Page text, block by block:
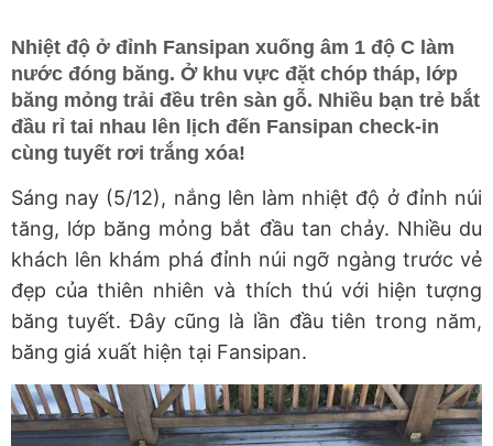
Nhiệt độ ở đỉnh Fansipan xuống âm 1 độ C làm
nước đóng băng. Ở khu vực đặt chóp tháp, lớp
băng mỏng trải đều trên sàn gỗ. Nhiều bạn trẻ bắt
đầu rỉ tai nhau lên lịch đến Fansipan check-in
cùng tuyết rơi trắng xóa!
Sáng nay (5/12), nắng lên làm nhiệt độ ở đỉnh núi
tăng, lớp băng mỏng bắt đầu tan chảy. Nhiều du
khách lên khám phá đỉnh núi ngỡ ngàng trước vẻ
đẹp của thiên nhiên và thích thú với hiện tượng
băng tuyết. Đây cũng là lần đầu tiên trong năm,
băng giá xuất hiện tại Fansipan.